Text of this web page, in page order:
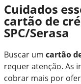
Cuidados
cartão de
SPC/Serasa
Buscar um cartão
requer atenção. As
cobrar mais por